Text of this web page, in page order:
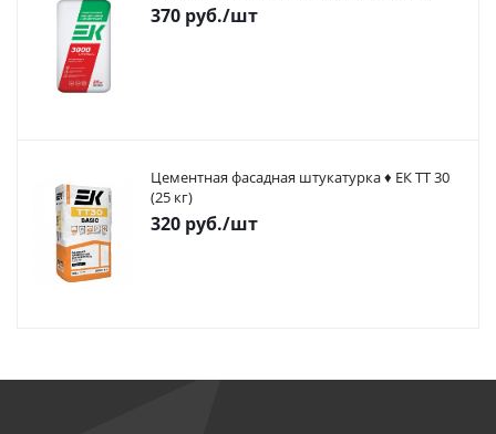
370 руб./шт
Цементная фасадная штукатурка ♦ ЕК ТТ 30
(25 кг)
320 руб./шт